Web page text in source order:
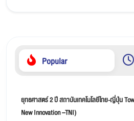
Popular
ยุทธศาสตร์ 2 ปี สถาบันเทคโนโลยีไทย-ญี่ปุ่น
New Innovation –TNI)